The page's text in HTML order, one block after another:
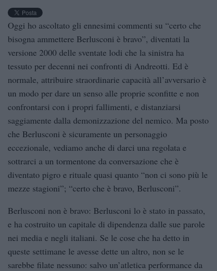
Oggi ho ascoltato gli ennesimi commenti su “certo che
bisogna ammettere Berlusconi è bravo”, diventati la
versione 2000 delle sventate lodi che la sinistra ha
tessuto per decenni nei confronti di Andreotti. Ed è
normale, attribuire straordinarie capacità all’avversario è
un modo per dare un senso alle proprie sconfitte e non
confrontarsi con i propri fallimenti, e distanziarsi
saggiamente dalla demonizzazione del nemico. Ma posto
che Berlusconi è sicuramente un personaggio
eccezionale, vediamo anche di darci una regolata e
sottrarci a un tormentone da conversazione che è
diventato pigro e rituale quasi quanto “non ci sono più le
mezze stagioni”; “certo che è bravo, Berlusconi”.
Berlusconi non è bravo: Berlusconi lo è stato in passato,
e ha costruito un capitale di dipendenza dalle sue parole
nei media e negli italiani. Se le cose che ha detto in
queste settimane le avesse dette un altro, non se le
sarebbe filate nessuno: salvo un’atletica performance da